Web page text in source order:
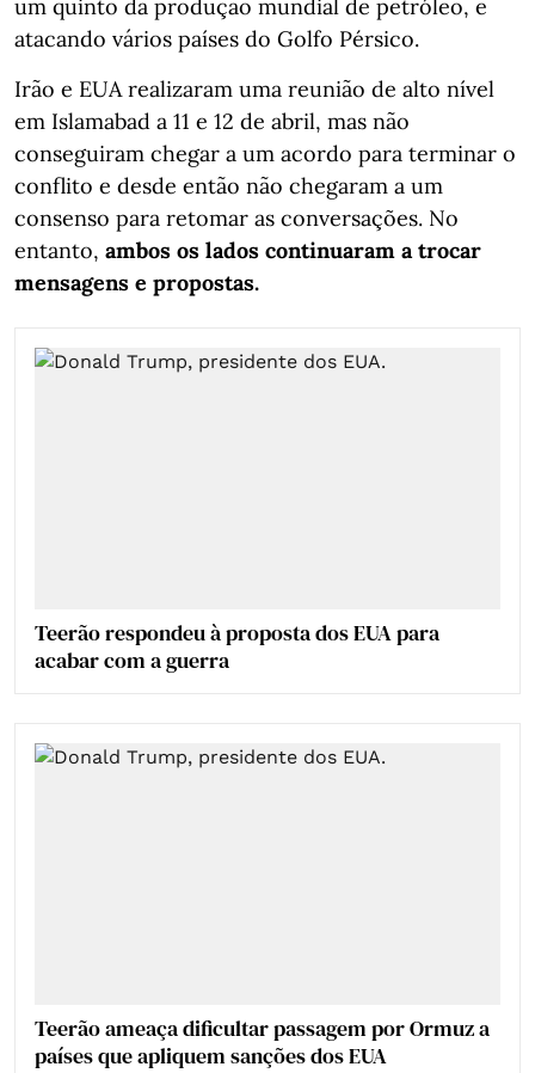
um quinto da produção mundial de petróleo, e
atacando vários países do Golfo Pérsico.
Irão e EUA realizaram uma reunião de alto nível
em Islamabad a 11 e 12 de abril, mas não
conseguiram chegar a um acordo para terminar o
conflito e desde então não chegaram a um
consenso para retomar as conversações. No
entanto, ambos os lados continuaram a trocar
mensagens e propostas.
Teerão respondeu à proposta dos EUA para
acabar com a guerra
Teerão ameaça dificultar passagem por Ormuz a
países que apliquem sanções dos EUA